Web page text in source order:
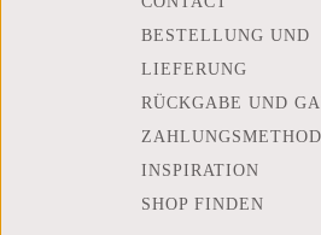
BESTELLUNG UND
LIEFERUNG
RÜCKGABE UND
INSPIRATION
SHOP FINDEN